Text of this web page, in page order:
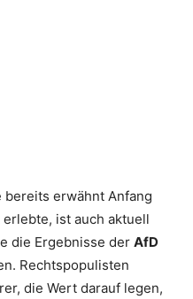
erwähnt Anfang
ist auch aktuell
die Ergebnisse der AfD
Rechtspopulisten
die Wert darauf legen,